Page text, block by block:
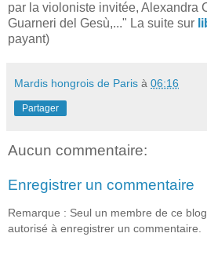
par la violoniste invitée, Alexandra
Guarneri del Gesù,..." La suite sur
payant)
Mardis hongrois de Paris à 06:16
Partager
Aucun commentaire:
Enregistrer un commentaire
Remarque : Seul un membre de ce
autorisé à enregistrer un commentaire.